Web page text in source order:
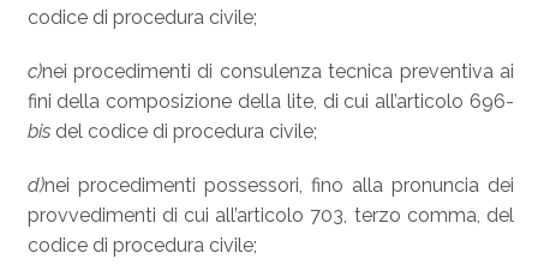
codice di procedura civile;
c)nei procedimenti di consulenza tecnica preventiva ai
fini della composizione della lite, di cui all’articolo 696-
bisdel codice di procedura civile;
d)nei procedimenti possessori, fino alla pronuncia dei
provvedimenti di cui all’articolo 703, terzo comma, del
codice di procedura civile;